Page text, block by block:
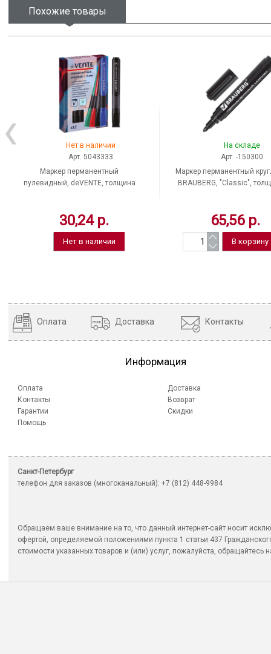
Похожие товары
Нет в наличии
Арт. 5043333
Маркер перманентный
пулевидный, deVENTE, толщина
30,24 р.
Нет в наличии
На складе
Арт. -150300
Маркер перманентный
BRAUBERG, "Classic",
65,56 р.
Оплата Доставка Контакты
Информация
Оплата
Контакты
Гарантии
Помощь
Доставка
Возврат
Скидки
Санкт-Петербург
телефон для заказов (многоканальный): +7 (812) 448-9984
Обращаем ваше внимание на то, что данный интернет-сайт носит
офертой, определяемой положениями пункта 1 статьи 437
стоимости указанных товаров и (или) услуг, пожалуйста, обращайтесь